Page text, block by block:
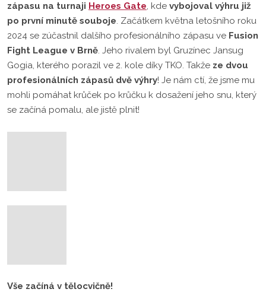
zápasu na turnaji Heroes Gate, kde vybojoval výhru již
po první minutě souboje. Začátkem května letošního roku
2024 se zúčastnil dalšího profesionálního zápasu ve Fusion
Fight League v Brně. Jeho rivalem byl Gruzínec Jansug
Gogia, kterého porazil ve 2. kole díky TKO. Takže ze dvou
profesionálních zápasů dvě výhry! Je nám ctí, že jsme mu
mohli pomáhat krůček po krůčku k dosažení jeho snu, který
se začíná pomalu, ale jistě plnit!
Vše začíná v tělocvičně!